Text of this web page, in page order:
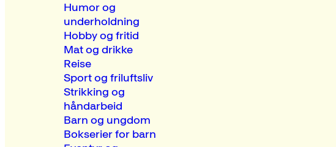
Humor og
underholdning
Hobby og fritid
Mat og drikke
Reise
Sport og friluftsliv
Strikking og
håndarbeid
Barn og ungdom
Bokserier for barn